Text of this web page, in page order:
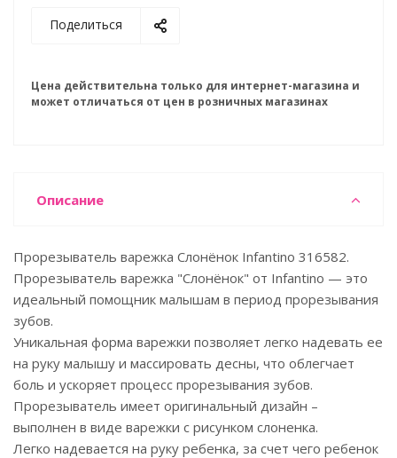
Поделиться
Цена действительна только для интернет-магазина и
может отличаться от цен в розничных магазинах
Описание
Прорезыватель варежка Слонёнок Infantino 316582.
Прорезыватель варежка "Слонёнок" от Infantino — это
идеальный помощник малышам в период прорезывания
зубов.
Уникальная форма варежки позволяет легко надевать ее
на руку малышу и массировать десны, что облегчает
боль и ускоряет процесс прорезывания зубов.
Прорезыватель имеет оригинальный дизайн –
выполнен в виде варежки с рисунком слоненка.
Легко надевается на руку ребенка, за счет чего ребенок